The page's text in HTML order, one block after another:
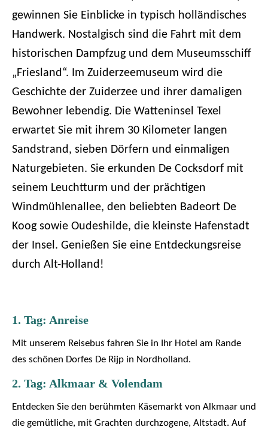
gewinnen Sie Einblicke in typisch holländisches
Handwerk. Nostalgisch sind die Fahrt mit dem
historischen Dampfzug und dem Museumsschiff
„Friesland“. Im Zuiderzeemuseum wird die
Geschichte der Zuiderzee und ihrer damaligen
Bewohner lebendig. Die Watteninsel Texel
erwartet Sie mit ihrem 30 Kilometer langen
Sandstrand, sieben Dörfern und einmaligen
Naturgebieten. Sie erkunden De Cocksdorf mit
seinem Leuchtturm und der prächtigen
Windmühlenallee, den beliebten Badeort De
Koog sowie Oudeshilde, die kleinste Hafenstadt
der Insel. Genießen Sie eine Entdeckungsreise
durch Alt-Holland!
1. Tag: Anreise
Mit unserem Reisebus fahren Sie in Ihr Hotel am Rande
des schönen Dorfes De Rijp in Nordholland.
2. Tag: Alkmaar & Volendam
Entdecken Sie den berühmten Käsemarkt von Alkmaar und
die gemütliche, mit Grachten durchzogene, Altstadt. Auf